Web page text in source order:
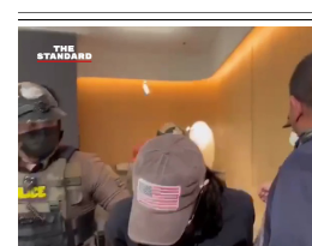
ประเทศ เป็นช่วงเวลาทองในการเ
ช่วงที่นักท่องเที่ยวมีเวลาว่างและก
เที่ยวใหม่ๆ
การโฟกัสกลุ่มเป้าหมายที่ชัดเจนเช่
กรุ๊ป สามารถออกแบบแคมเปญและ
ตอบโจทย์ความต้องการของนักท่อ
ประสิทธิภาพ